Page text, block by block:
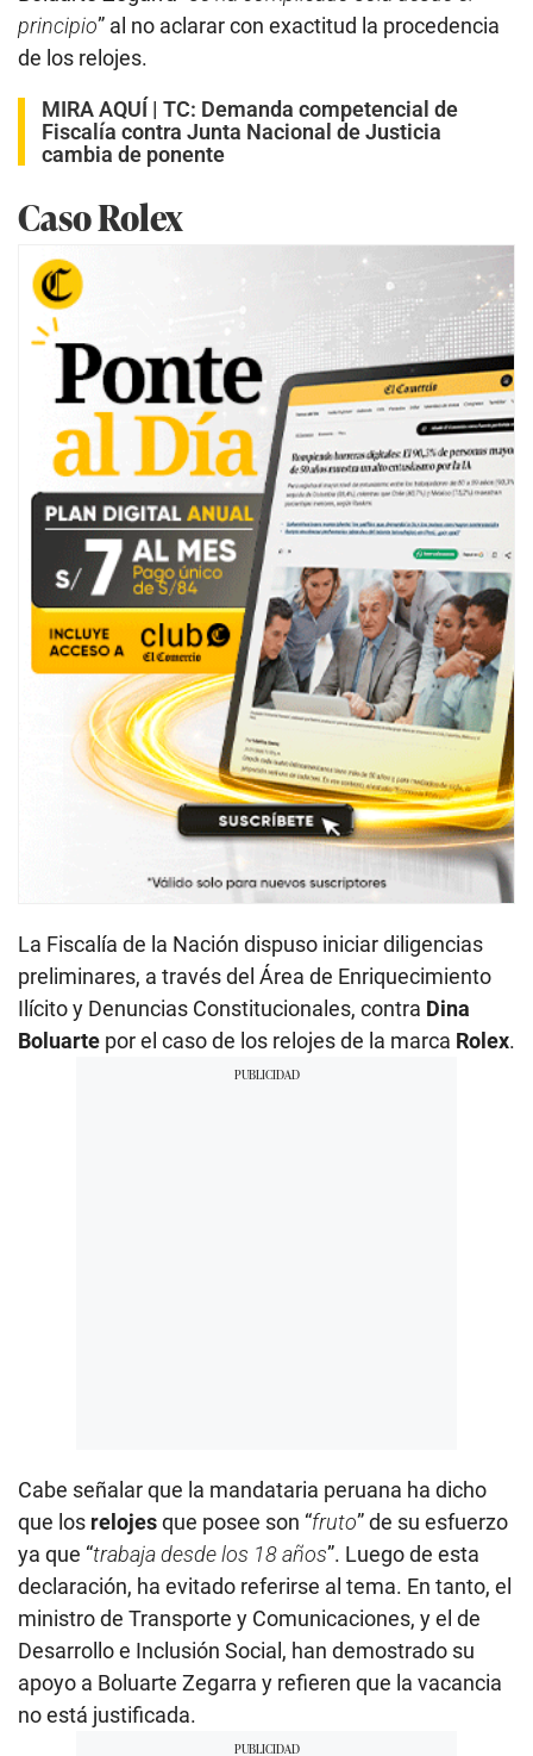
principio” al no aclarar con exactitud la procedencia
de los relojes.
MIRA AQUÍ | TC: Demanda competencial de
Fiscalía contra Junta Nacional de Justicia
cambia de ponente
Caso Rolex
La Fiscalía de la Nación dispuso iniciar diligencias
preliminares, a través del Área de Enriquecimiento
Ilícito y Denuncias Constitucionales, contra Dina
Boluarte por el caso de los relojes de la marca Rolex.
Cabe señalar que la mandataria peruana ha dicho
que los relojesque posee son “fruto” de su esfuerzo
ya que “trabaja desde los 18 años”. Luego de esta
declaración, ha evitado referirse al tema. En tanto, el
ministro de Transporte y Comunicaciones, y el de
Desarrollo e Inclusión Social, han demostrado su
apoyo a Boluarte Zegarra y refieren que la vacancia
no está justificada.